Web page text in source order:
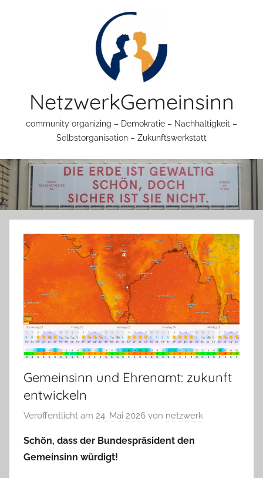
NetzwerkGemeinsinn
community organizing – Demokratie – Nachhaltigkeit –
Selbstorganisation – Zukunftswerkstatt
Gemeinsinn und Ehrenamt: zukunft
entwickeln
Veröffentlicht am 24. Mai 2026 von netzwerk
Schön, dass der Bundespräsident den
Gemeinsinn würdigt!